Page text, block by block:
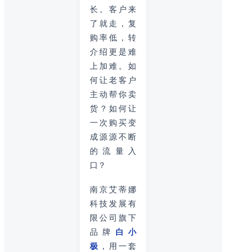
长。客户来
了就走，复
购率低，转
介绍更是难
上加难。如
何让老客户
主动帮你卖
货？如何让
一次购买变
成源源不断
的流量入
口？
南京艾蒂娜
科技发展有
限公司旗下
品牌 白小
极 ，用一套